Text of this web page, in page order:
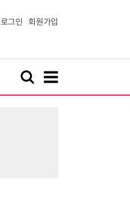
로그인 회원가입